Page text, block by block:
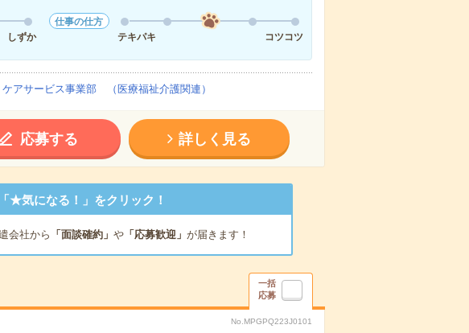
しずか
仕事の仕方
テキパキ
コツコツ
アサービス事業部 （医療福祉介護関連）
応募する 詳しく見る
★気になる！」をクリック！
会社から 「面談確約」 や「応募歓迎」 が届きます！
一括
応募
No.MPGPQ223J0101